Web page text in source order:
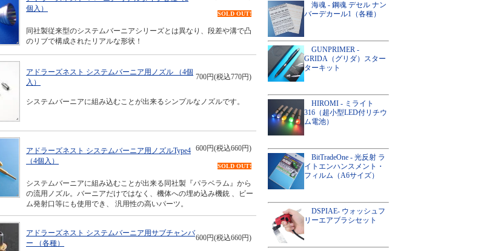
個入）
SOLD OUT!
同社製従来型のシステムバーニアシリーズとは異なり、段差や溝で凸
のリブで構成されたリアルな形状！
アドラーズネスト システムバーニア用ノズル （4個
入）
700円(税込770円)
システムバーニアに組み込むことが出来るシンプルなノズルです。
アドラーズネスト システムバーニア用ノズルType4
（4個入）
600円(税込660円)
SOLD OUT!
システムバーニアに組み込むことが出来る同社製『パラベラム』から
の流用ノズル。バーニアだけではなく、機体への埋め込み機銃 、ビー
ム発射口等にも使用でき、 汎用性の高いパーツ。
アドラーズネスト システムバーニア用サブチャンバ
ー （各種）
600円(税込660円)
海魂 - 鋼魂 デセル ナン
バーデカール1（各種）
GUNPRIMER -
GRIDA（グリダ）スター
ターキット
HIROMI - ミライト
316（超小型LED付リチウ
ム電池）
BitTradeOne - 光反射 ラ
イトエンハンスメント・
フィルム（A6サイズ）
DSPIAE- ウォッシュフ
リーエアブラシセット